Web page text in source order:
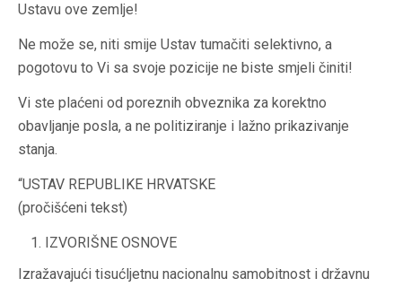
Ustavu ove zemlje!
Ne može se, niti smije Ustav tumačiti selektivno, a
pogotovu to Vi sa svoje pozicije ne biste smjeli činiti!
Vi ste plaćeni od poreznih obveznika za korektno
obavljanje posla, a ne politiziranje i lažno prikazivanje
stanja.
“USTAV REPUBLIKE HRVATSKE
(pročišćeni tekst)
IZVORIŠNE OSNOVE
Izražavajući tisućljetnu nacionalnu samobitnost i državnu